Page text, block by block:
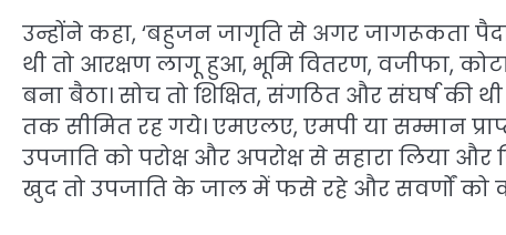
उन्होंने कहा, ‘बहुजन जागृति से अगर जागरूकता
थी तो आरक्षण लागू हुआ, भूमि वितरण, वजीफा,
बना बैठा। सोच तो शिक्षित, संगठित और संघर्ष
तक सीमित रह गये। एमएलए, एमपी या सम्मान
उपजाति को परोक्ष और अपरोक्ष से सहारा लिया
खुद तो उपजाति के जाल में फसे रहे और सवर्णों को